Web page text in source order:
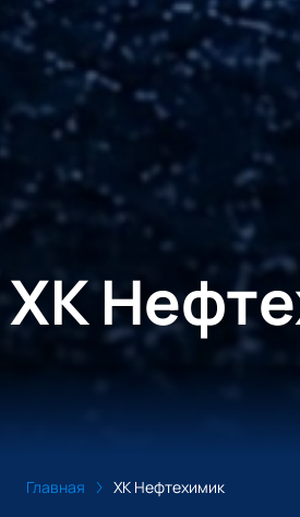
ХК
Главная ХК Нефтехимик